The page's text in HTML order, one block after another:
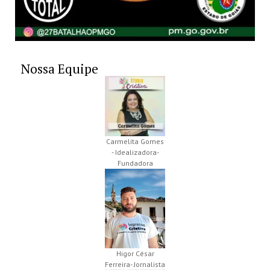
Nossa Equipe
Carmelita Gomes
- Idealizadora-
Fundadora
Higor César
Ferreira- Jornalista